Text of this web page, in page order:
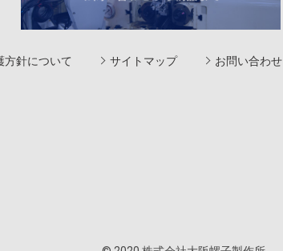
方針について サイトマップ お問い合わせ